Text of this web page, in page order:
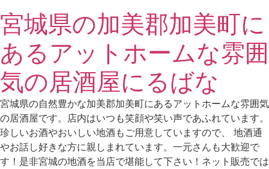
to
content
宮城県の加美郡加美町に
あるアットホームな雰囲
気の居酒屋にるばな
宮城県の自然豊かな加美郡加美町にあるアットホームな雰囲気
の居酒屋です。店内はいつも笑顔や笑い声であふれています。
珍しいお酒やおいしい地酒もご用意していますので、 地酒通
やお話し好きな方に親しまれています。一元さんも大歓迎で
す！是非宮城の地酒を当店で堪能して下さい！ネット販売では